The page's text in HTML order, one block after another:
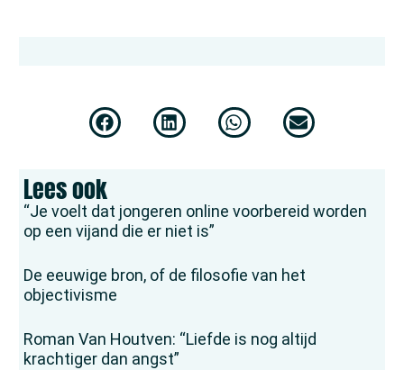
Lees ook
“Je voelt dat jongeren online voorbereid worden
op een vijand die er niet is”
De eeuwige bron, of de filosofie van het
objectivisme
Roman Van Houtven: “Liefde is nog altijd
krachtiger dan angst”